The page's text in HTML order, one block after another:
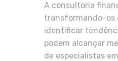
A consultoria
transformando-os
identificar
podem alcançar
de especialistas